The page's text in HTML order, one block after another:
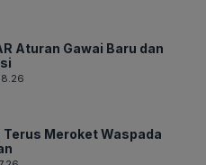
Aturan Gawai Baru dan
Meroket Waspada